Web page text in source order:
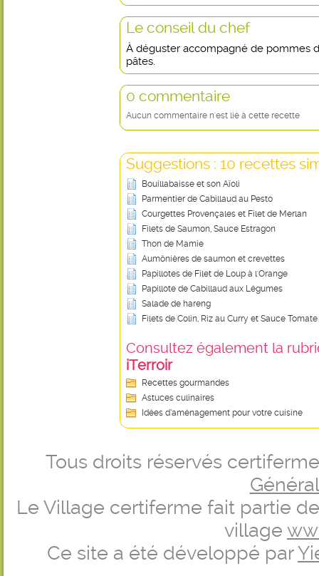
Le conseil du chef
À déguster accompagné de pommes
pâtes.
0 commentaire
Aucun commentaire n'est lié à cette recette
Suggestions : 10 recettes
Bouillabaisse et son Aïoli
Parmentier de Cabillaud au Pesto
Courgettes Provençales et Filet de Merlan
Filets de Saumon, Sauce Estragon
Thon de Mamie
Aumônières de saumon et crevettes
Papillotes de Filet de Loup à l'Orange
Papillote de Cabillaud aux Légumes
Salade de hareng
Filets de Colin, Riz au Curry et Sauce Tomate
Consultez également la
iTerroir
Recettes gourmandes
Astuces culinaires
Idées d’aménagement pour votre cuisine
Tous droits réservés
Le Village certiferme fait partie
village
Ce site a été développé par